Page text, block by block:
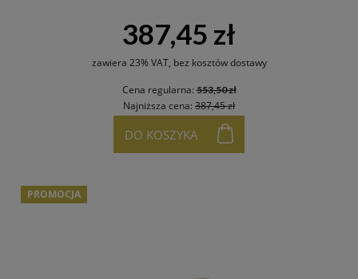
387,45 zł
zawiera 23% VAT, bez kosztów dostawy
Cena regularna:553,50 zł
Najniższa cena: 387,45 zł
DO KOSZYKA
PROMOCJA